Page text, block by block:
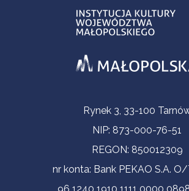
Informacje kontaktowe
Rynek 3, 33-100
NIP: 873-000-76-51
REGON: 850012309
nr konta: Bank PEKAO S.A.